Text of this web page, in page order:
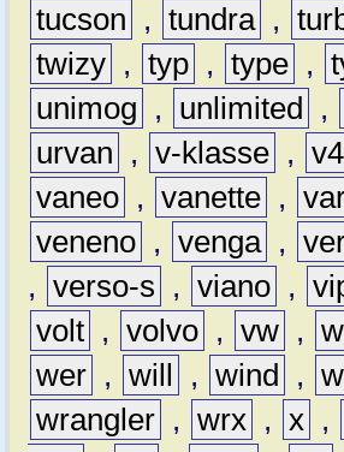
tucson
, tundra ,
twizy , typ , type ,
unimog
, unlimited ,
urvan
, v-klasse ,
vaneo , vanette ,
veneno , venga ,
, verso-s , viano ,
volt , volvo , vw , w
wer , will , wind ,
wrangler , wrx , x ,